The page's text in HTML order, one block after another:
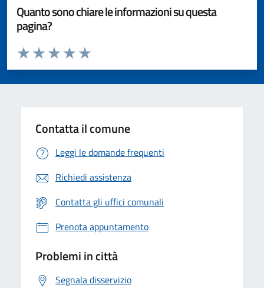
Quanto sono chiare le informazioni su questa
pagina?
Valuta da 1 a 5 stelle la pagina
Valuta 5 stelle su 5
Valuta 4 stelle su 5
Valuta 3 stelle su 5
Valuta 2 stelle su 5
Valuta 1 stelle su 5
Contatta il comune
Leggi le domande frequenti
Richiedi assistenza
Contatta gli uffici comunali
Prenota appuntamento
Problemi in città
Segnala disservizio